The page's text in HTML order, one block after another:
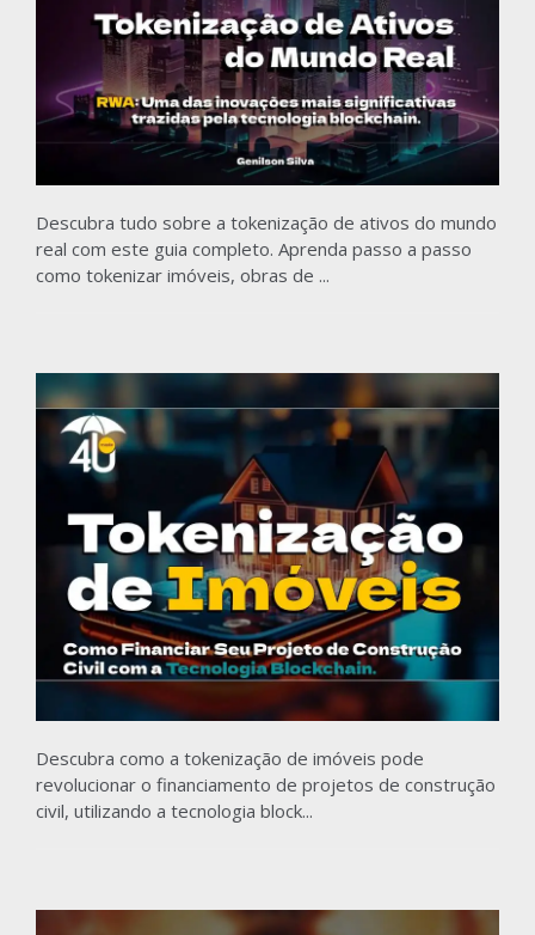
Descubra tudo sobre a tokenização de ativos do mundo
real com este guia completo. Aprenda passo a passo
como tokenizar imóveis, obras de ...
Descubra como a tokenização de imóveis pode
revolucionar o financiamento de projetos de construção
civil, utilizando a tecnologia block...